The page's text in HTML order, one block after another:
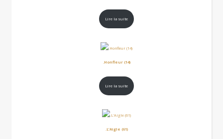
Lire la suite
.Honfleur (14)
Lire la suite
.L’Aigle (61)